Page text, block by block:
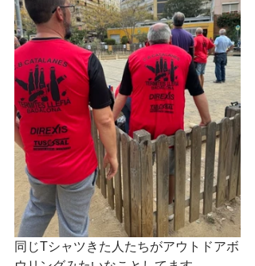
同じTシャツきた人たちがアウトドアボ